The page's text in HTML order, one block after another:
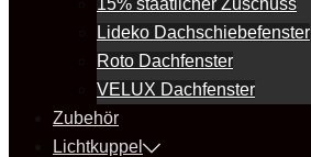
15% staatlicher Zuschuss
Lideko Dachschiebefenster
Roto Dachfenster
VELUX Dachfenster
Zubehör
Lichtkuppel